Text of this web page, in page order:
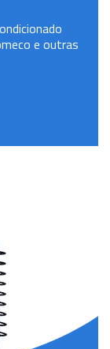
e outras